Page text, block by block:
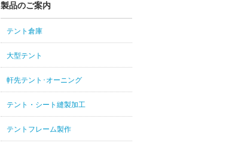
製品のご案内
テント倉庫
大型テント
軒先テント･オーニング
テント・シート縫製加工
テントフレーム製作